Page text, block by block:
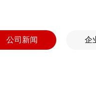
公司新闻 企